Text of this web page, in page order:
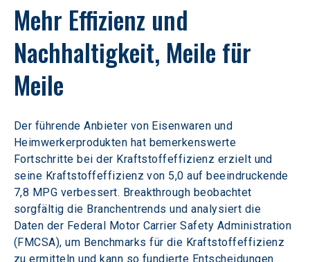
Mehr Effizienz und
Nachhaltigkeit, Meile für
Meile
Der führende Anbieter von Eisenwaren und
Heimwerkerprodukten hat bemerkenswerte
Fortschritte bei der Kraftstoffeffizienz erzielt und
seine Kraftstoffeffizienz von 5,0 auf beeindruckende
7,8 MPG verbessert. Breakthrough beobachtet
sorgfältig die Branchentrends und analysiert die
Daten der Federal Motor Carrier Safety Administration
(FMCSA), um Benchmarks für die Kraftstoffeffizienz
zu ermitteln und kann so fundierte Entscheidungen